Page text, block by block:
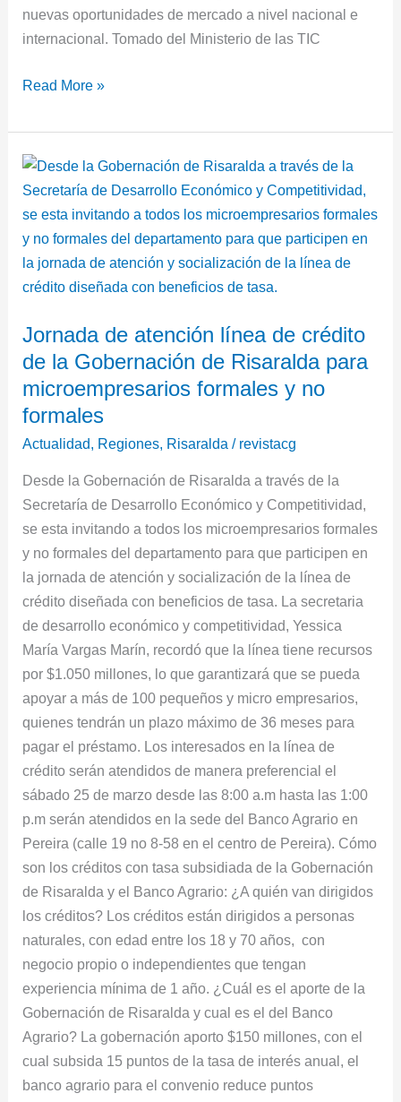
nuevas oportunidades de mercado a nivel nacional e
internacional. Tomado del Ministerio de las TIC
Read More »
Jornada de atención línea de crédito
de la Gobernación de Risaralda para
microempresarios formales y no
formales
Actualidad Regiones Risaralda / revistacg
Desde la Gobernación de Risaralda a través de la
Secretaría de Desarrollo Económico y Competitividad,
se esta invitando a todos los microempresarios formales
y no formales del departamento para que participen en
la jornada de atención y socialización de la línea de
crédito diseñada con beneficios de tasa. La secretaria
de desarrollo económico y competitividad, Yessica
María Vargas Marín, recordó que la línea tiene recursos
por $1.050 millones, lo que garantizará que se pueda
apoyar a más de 100 pequeños y micro empresarios,
quienes tendrán un plazo máximo de 36 meses para
pagar el préstamo. Los interesados en la línea de
crédito serán atendidos de manera preferencial el
sábado 25 de marzo desde las 8:00 a.m hasta las 1:00
p.m serán atendidos en la sede del Banco Agrario en
Pereira (calle 19 no 8-58 en el centro de Pereira). Cómo
son los créditos con tasa subsidiada de la Gobernación
de Risaralda y el Banco Agrario: ¿A quién van dirigidos
los créditos? Los créditos están dirigidos a personas
naturales, con edad entre los 18 y 70 años, con
negocio propio o independientes que tengan
experiencia mínima de 1 año. ¿Cuál es el aporte de la
Gobernación de Risaralda y cual es el del Banco
Agrario? La gobernación aporto $150 millones, con el
cual subsida 15 puntos de la tasa de interés anual, el
banco agrario para el convenio reduce puntos
Jornada
de
atención
línea
de
crédito
la
Gobernación
de
Risaralda
microempresarios
formales
y
no
formales